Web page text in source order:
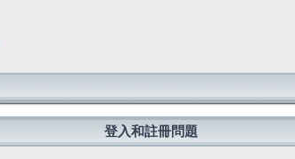
登入和註冊問題